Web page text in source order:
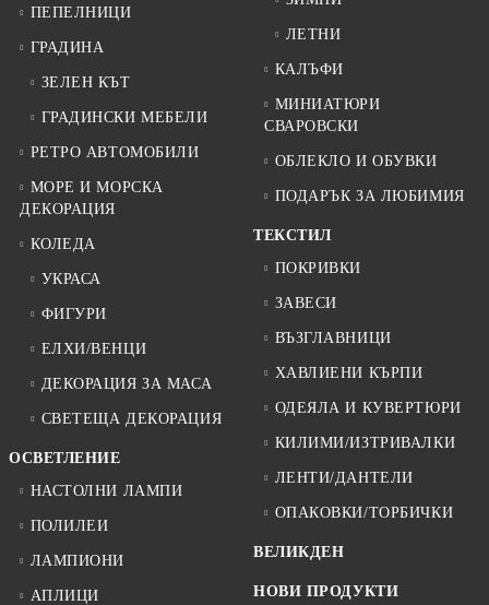
ПЕПЕЛНИЦИ
ГРАДИНА
ЗЕЛЕН КЪТ
ГРАДИНСКИ МЕБЕЛИ
РЕТРО АВТОМОБИЛИ
МОРЕ И МОРСКА
ДЕКОРАЦИЯ
КОЛЕДА
УКРАСА
ФИГУРИ
ЕЛХИ/ВЕНЦИ
ДЕКОРАЦИЯ ЗА МАСА
СВЕТЕЩА ДЕКОРАЦИЯ
ОСВЕТЛЕНИЕ
НАСТОЛНИ ЛАМПИ
ПОЛИЛЕИ
ЛАМПИОНИ
АПЛИЦИ
ЛЕТНИ
КАЛЪФИ
МИНИАТЮРИ
СВАРОВСКИ
ОБЛЕКЛО И ОБУВКИ
ПОДАРЪК ЗА ЛЮБИМИЯ
ТЕКСТИЛ
ПОКРИВКИ
ЗАВЕСИ
ВЪЗГЛАВНИЦИ
ХАВЛИЕНИ КЪРПИ
ОДЕЯЛА И КУВЕРТЮРИ
КИЛИМИ/ИЗТРИВАЛКИ
ЛЕНТИ/ДАНТЕЛИ
ОПАКОВКИ/ТОРБИЧКИ
ВЕЛИКДЕН
НОВИ ПРОДУКТИ